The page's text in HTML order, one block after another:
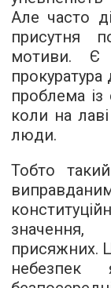
Але часто
присутня
мотиви. Є
проблема
коли на
люди.
Тобто
присяжних.